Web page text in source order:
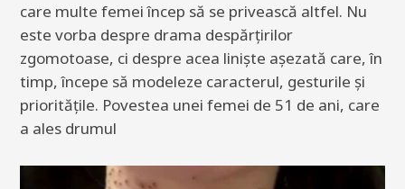
care multe femei încep să se privească altfel. Nu
este vorba despre drama despărțirilor
zgomotoase, ci despre acea liniște așezată care, în
timp, începe să modeleze caracterul, gesturile și
prioritățile. Povestea unei femei de 51 de ani, care
a ales drumul